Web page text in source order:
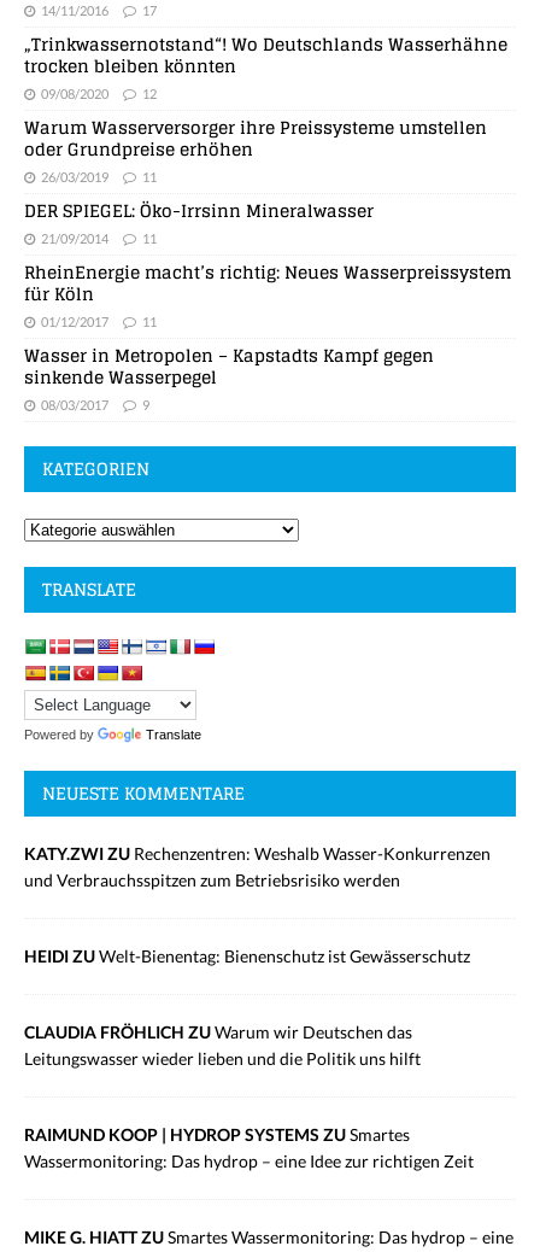
14/11/2016 17
„Trinkwassernotstand“! Wo Deutschlands Wasserhähne
trocken bleiben könnten
09/08/2020 12
Warum Wasserversorger ihre Preissysteme umstellen
oder Grundpreise erhöhen
26/03/2019 11
DER SPIEGEL: Öko-Irrsinn Mineralwasser
21/09/2014 11
RheinEnergie macht’s richtig: Neues Wasserpreissystem
für Köln
01/12/2017 11
Wasser in Metropolen – Kapstadts Kampf gegen
sinkende Wasserpegel
08/03/2017 9
KATEGORIEN
TRANSLATE
Powered by Translate
NEUESTE KOMMENTARE
KATY.ZWI ZU Rechenzentren: Weshalb Wasser-Konkurrenzen
und Verbrauchsspitzen zum Betriebsrisiko werden
HEIDI ZUWelt-Bienentag: Bienenschutz ist Gewässerschutz
CLAUDIA FRÖHLICH ZUWarum wir Deutschen das
Leitungswasser wieder lieben und die Politik uns hilft
RAIMUND KOOP | HYDROP SYSTEMS ZUSmartes
Wassermonitoring: Das hydrop – eine Idee zur richtigen Zeit
MIKE G. HIATT ZUSmartes Wassermonitoring: Das hydrop – eine